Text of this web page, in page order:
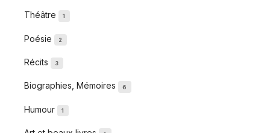
Théâtre 1
Poésie 2
Récits 3
Biographies, Mémoires 6
Humour 1